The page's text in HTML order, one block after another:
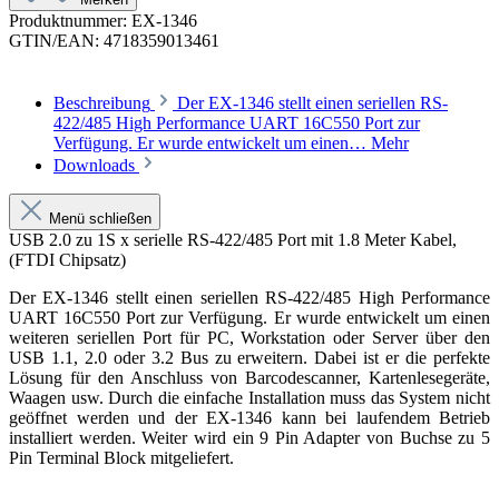
Produktnummer: EX-1346
GTIN/EAN: 4718359013461
Beschreibung
Der EX-1346 stellt einen seriellen RS-
422/485 High Performance UART 16C550 Port zur
Verfügung. Er wurde entwickelt um einen… Mehr
Downloads
Menü schließen
USB 2.0 zu 1S x serielle RS-422/485 Port mit 1.8 Meter Kabel,
(FTDI Chipsatz)
Der EX-1346 stellt einen seriellen RS-422/485 High Performance
UART 16C550 Port zur Verfügung. Er wurde entwickelt um einen
weiteren seriellen Port für PC, Workstation oder Server über den
USB 1.1, 2.0 oder 3.2 Bus zu erweitern. Dabei ist er die perfekte
Lösung für den Anschluss von Barcodescanner, Kartenlesegeräte,
Waagen usw. Durch die einfache Installation muss das System nicht
geöffnet werden und der EX-1346 kann bei laufendem Betrieb
installiert werden. Weiter wird ein 9 Pin Adapter von Buchse zu 5
Pin Terminal Block mitgeliefert.